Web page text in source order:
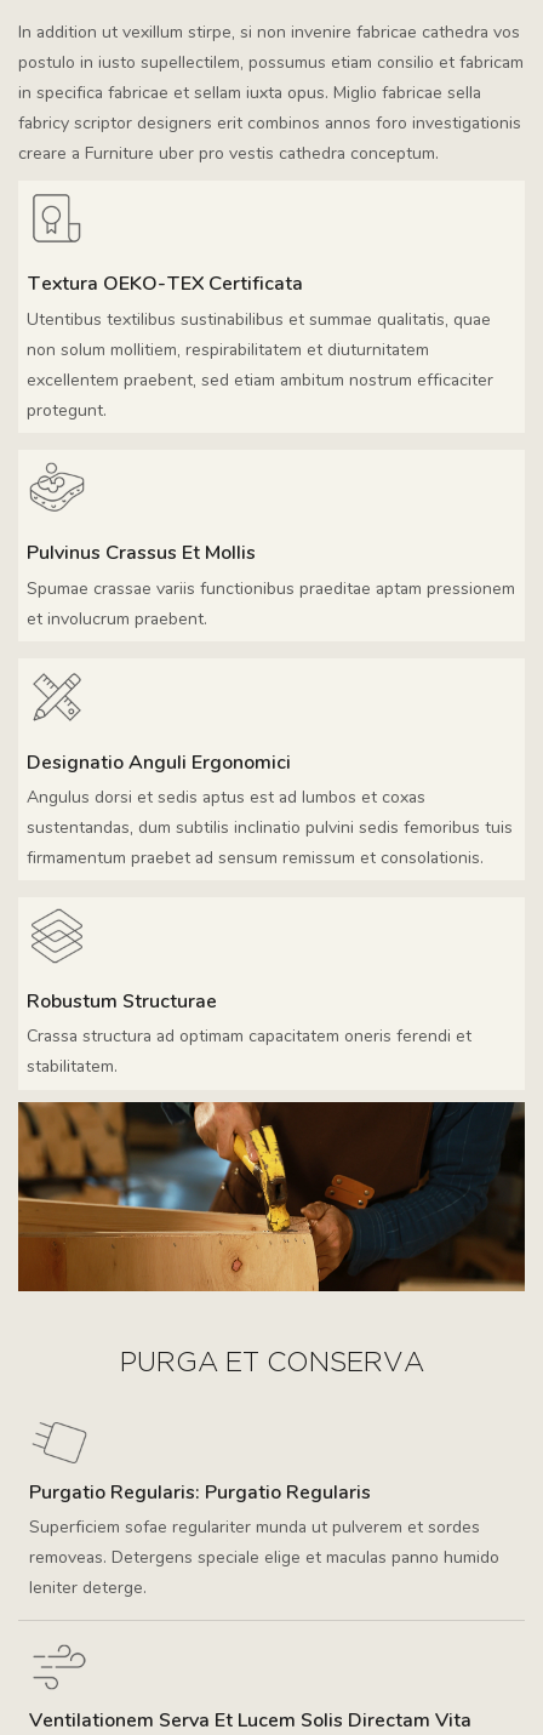
In addition ut vexillum stirpe, si non invenire fabricae cathedra vos
postulo in iusto supellectilem, possumus etiam consilio et fabricam
in specifica fabricae et sellam iuxta opus. Miglio fabricae sella
fabricy scriptor designers erit combinos annos foro investigationis
creare a Furniture uber pro vestis cathedra conceptum.
Textura OEKO-TEX Certificata
Utentibus textilibus sustinabilibus et summae qualitatis, quae
non solum mollitiem, respirabilitatem et diuturnitatem
excellentem praebent, sed etiam ambitum nostrum efficaciter
protegunt.
Pulvinus Crassus Et Mollis
Spumae crassae variis functionibus praeditae aptam pressionem
et involucrum praebent.
Designatio Anguli Ergonomici
Angulus dorsi et sedis aptus est ad lumbos et coxas
sustentandas, dum subtilis inclinatio pulvini sedis femoribus tuis
firmamentum praebet ad sensum remissum et consolationis.
Robustum Structurae
Crassa structura ad optimam capacitatem oneris ferendi et
stabilitatem.
PURGA ET CONSERVA
Purgatio Regularis: Purgatio Regularis
Superficiem sofae regulariter munda ut pulverem et sordes
removeas. Detergens speciale elige et maculas panno humido
leniter deterge.
Ventilationem Serva Et Lucem Solis Directam Vita